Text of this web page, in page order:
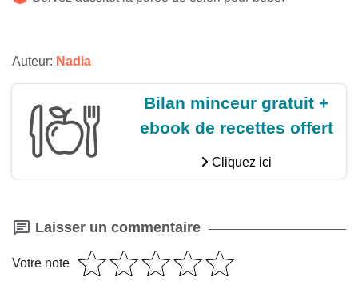
Auteur: Nadia
Bilan minceur gratuit +
ebook de recettes offert
Cliquez ici
Laisser un commentaire
Votre note